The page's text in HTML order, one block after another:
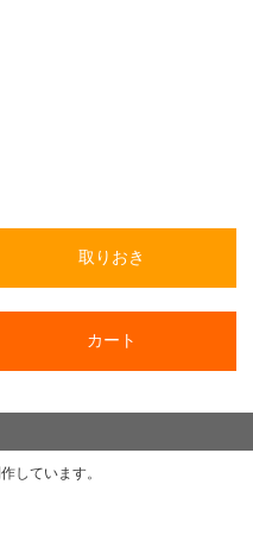
取りおき
カート
しています。